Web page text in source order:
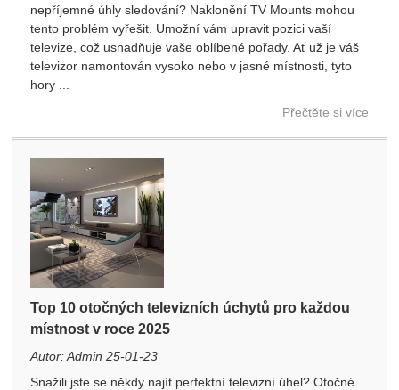
nepříjemné úhly sledování? Naklonění TV Mounts mohou
tento problém vyřešit. Umožní vám upravit pozici vaší
televize, což usnadňuje vaše oblíbené pořady. Ať už je váš
televizor namontován vysoko nebo v jasné místnosti, tyto
hory ...
Přečtěte si více
Top 10 otočných televizních úchytů pro každou
místnost v roce 2025
Autor: Admin 25-01-23
Snažili jste se někdy najít perfektní televizní úhel? Otočné